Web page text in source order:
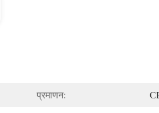
प्रमाणन: